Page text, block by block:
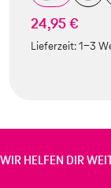
24,95 €
Lieferzeit:1-3
WIR HELFEN DIR